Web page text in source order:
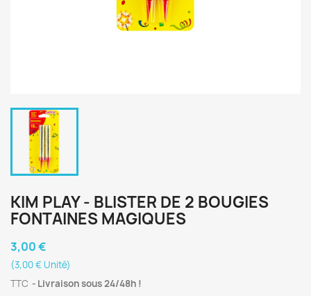
KIM PLAY - BLISTER DE 2 BOUGIES
FONTAINES MAGIQUES
3,00 €
(3,00 € Unité)
TTC
Livraison sous 24/48h !